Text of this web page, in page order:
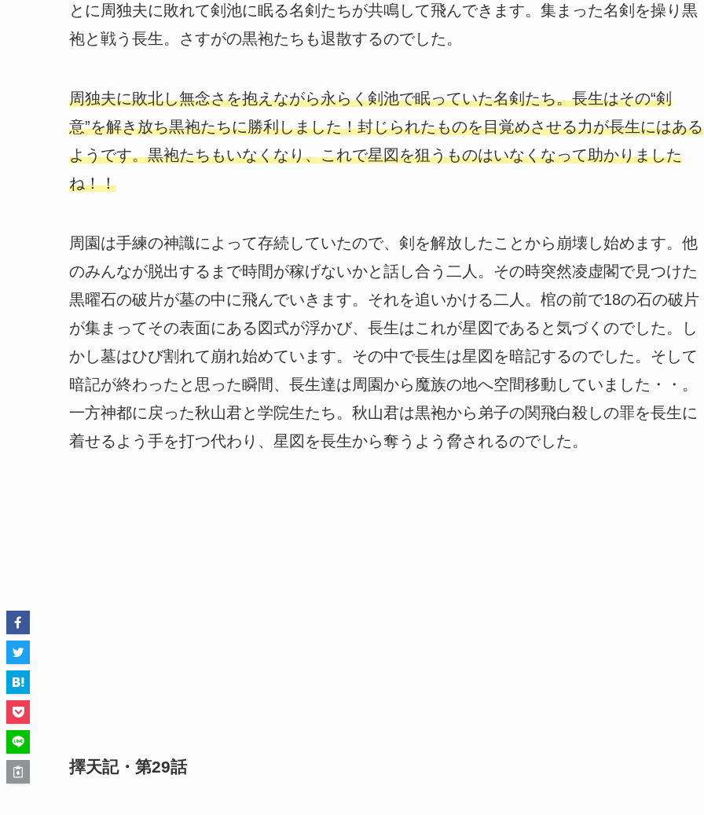
とに周独夫に敗れて剣池に眠る名剣たちが共鳴して飛んできます。集まった名剣を操り黒
袍と戦う長生。さすがの黒袍たちも退散するのでした。
周独夫に敗北し無念さを抱えながら永らく剣池で眠っていた名剣たち。長生はその“剣
意”を解き放ち黒袍たちに勝利しました！封じられたものを目覚めさせる力が長生にはある
ようです。黒袍たちもいなくなり、これで星図を狙うものはいなくなって助かりました
ね！！
周園は手練の神識によって存続していたので、剣を解放したことから崩壊し始めます。他
のみんなが脱出するまで時間が稼げないかと話し合う二人。その時突然凌虚閣で見つけた
黒曜石の破片が墓の中に飛んでいきます。それを追いかける二人。棺の前で18の石の破片
が集まってその表面にある図式が浮かび、長生はこれが星図であると気づくのでした。し
かし墓はひび割れて崩れ始めています。その中で長生は星図を暗記するのでした。そして
暗記が終わったと思った瞬間、長生達は周園から魔族の地へ空間移動していました・・。
一方神都に戻った秋山君と学院生たち。秋山君は黒袍から弟子の関飛白殺しの罪を長生に
着せるよう手を打つ代わり、星図を長生から奪うよう脅されるのでした。
擇天記・第29話